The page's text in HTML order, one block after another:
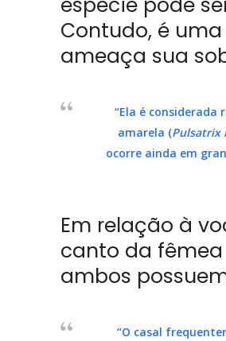
Contudo, é
ameaça sua
“Ela é
amarela (Pulsatrix
ocorre ainda em
Em relação à
canto da
ambos
“O casal